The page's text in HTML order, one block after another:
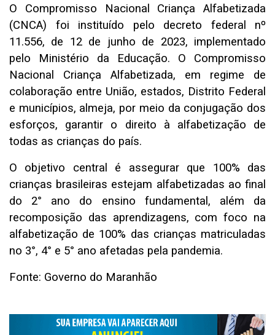
O Compromisso Nacional Criança Alfabetizada
(CNCA) foi instituído pelo decreto federal nº
11.556, de 12 de junho de 2023, implementado
pelo Ministério da Educação. O Compromisso
Nacional Criança Alfabetizada, em regime de
colaboração entre União, estados, Distrito Federal
e municípios, almeja, por meio da conjugação dos
esforços, garantir o direito à alfabetização de
todas as crianças do país.
O objetivo central é assegurar que 100% das
crianças brasileiras estejam alfabetizadas ao final
do 2° ano do ensino fundamental, além da
recomposição das aprendizagens, com foco na
alfabetização de 100% das crianças matriculadas
no 3°, 4° e 5° ano afetadas pela pandemia.
Fonte: Governo do Maranhão